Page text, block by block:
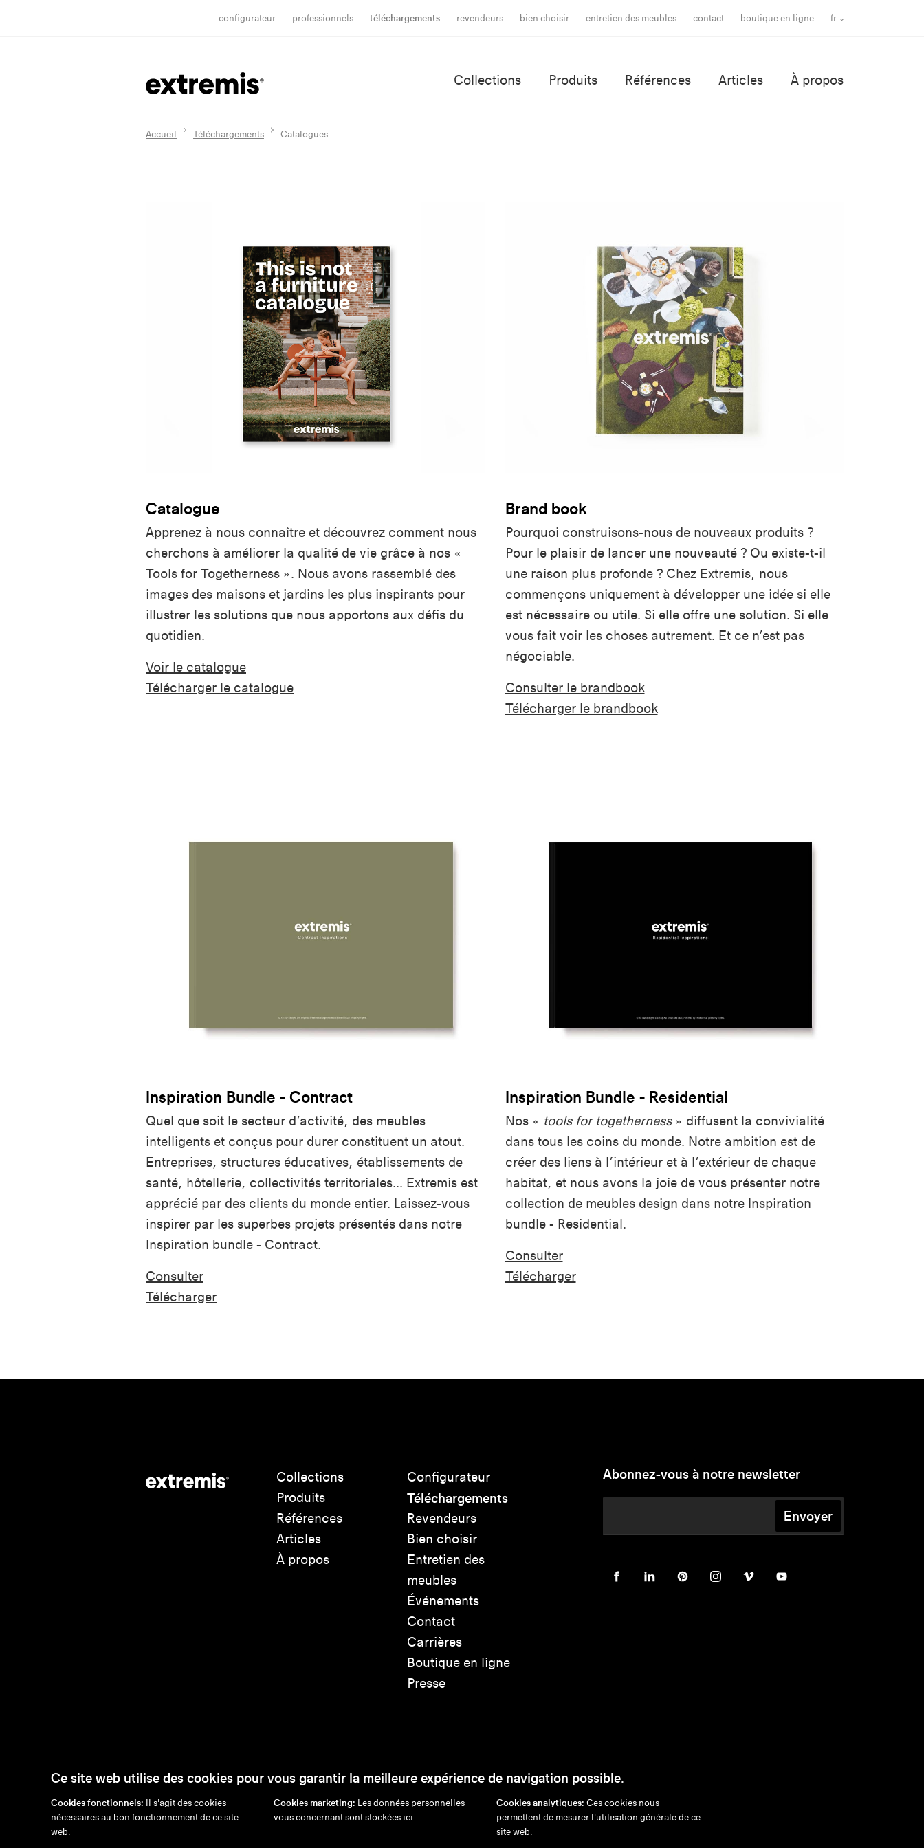
configurateur professionnels téléchargements revendeurs bien choisir entretien des meubles contact boutique en ligne fr
Collections Produits Références Articles À propos
Accueil Téléchargements Catalogues
Catalogue
Apprenez à nous connaître et découvrez comment nous
cherchons à améliorer la qualité de vie grâce à nos «
Tools for Togetherness ». Nous avons rassemblé des
images des maisons et jardins les plus inspirants pour
illustrer les solutions que nous apportons aux défis du
quotidien.
Voir le catalogue
Télécharger le catalogue
Brand book
Pourquoi construisons-nous de nouveaux produits ?
Pour le plaisir de lancer une nouveauté ? Ou existe-t-il
une raison plus profonde ? Chez Extremis, nous
commençons uniquement à développer une idée si elle
est nécessaire ou utile. Si elle offre une solution. Si elle
vous fait voir les choses autrement. Et ce n’est pas
négociable.
Consulter le brandbook
Télécharger le brandbook
Inspiration Bundle - Contract
Quel que soit le secteur d’activité, des meubles
intelligents et conçus pour durer constituent un atout.
Entreprises, structures éducatives, établissements de
santé, hôtellerie, collectivités territoriales... Extremis est
apprécié par des clients du monde entier. Laissez-vous
inspirer par les superbes projets présentés dans notre
Inspiration bundle - Contract.
Consulter
Télécharger
Inspiration Bundle - Residential
Nos « tools for togetherness» diffusent la convivialité
dans tous les coins du monde. Notre ambition est de
créer des liens à l’intérieur et à l’extérieur de chaque
habitat, et nous avons la joie de vous présenter notre
collection de meubles design dans notre Inspiration
bundle - Residential.
Consulter
Télécharger
Collections
Produits
Références
Articles
À propos
Configurateur
Téléchargements
Revendeurs
Bien choisir
Entretien des
meubles
Événements
Contact
Carrières
Boutique en ligne
Presse
Abonnez-vous à notre newsletter
Envoyer
en/nl/fr/ de Exonération de responsabilité Politique de confidentialité Politique en matière de cookies
Ce site web utilise des cookies pour vous garantir la meilleure expérience de navigation possible.
Cookies fonctionnels: Il s'agit des cookies
nécessaires au bon fonctionnement de ce site
web.
Cookies marketing: Les données personnelles
vous concernant sont stockées ici.
Cookies analytiques: Ces cookies nous
permettent de mesurer l'utilisation générale de ce
site web.